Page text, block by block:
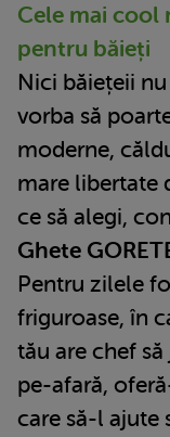
Cele mai cool
pentru băieți
Nici băiețeii
vorba să
moderne,
mare libertate
ce să alegi,
Ghete
Pentru zilele
friguroase, în
tău are chef
pe-afară,
care să-l ajute